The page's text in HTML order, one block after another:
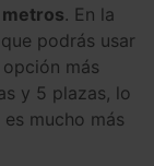
metros. En la
podrás usar
más
y 5 plazas, lo
mucho más